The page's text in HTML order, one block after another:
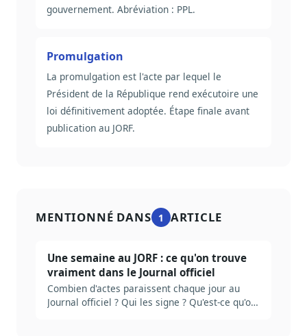
gouvernement. Abréviation : PPL.
Promulgation
La promulgation est l'acte par lequel le
Président de la République rend exécutoire une
loi définitivement adoptée. Étape finale avant
publication au JORF.
MENTIONNÉ DANS 1 ARTICLE
Une semaine au JORF : ce qu'on trouve
vraiment dans le Journal officiel
Combien d'actes paraissent chaque jour au
Journal officiel ? Qui les signe ? Qu'est-ce qu'on